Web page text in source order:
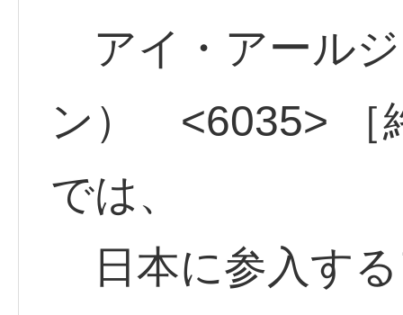
アイ・アール
ン） <6035> ［
では、
日本に参入す